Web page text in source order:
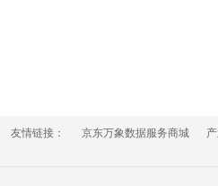
友情链接： 京东万象数据服务商城